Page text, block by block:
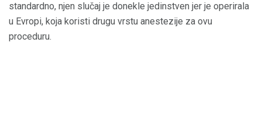
standardno, njen slučaj je donekle jedinstven jer je operirala
u Evropi, koja koristi drugu vrstu anestezije za ovu
proceduru.